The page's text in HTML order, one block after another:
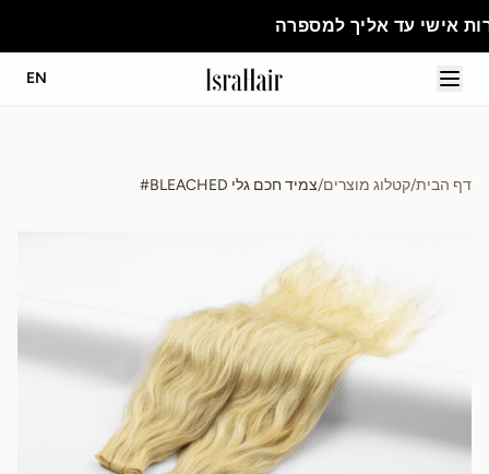
למספרה
EN
דף הבית/קטלוג מוצרים/צמיד חכם גלי BLEACHED#